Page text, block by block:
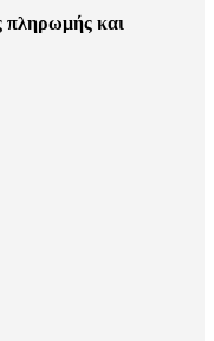
πληρωμής και